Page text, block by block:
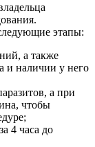
этапы:
а также
и наличии у него
а при
чтобы
4 часа до